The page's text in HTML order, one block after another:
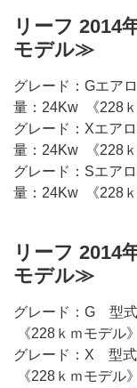
リーフ 2014
モデル≫
グレード：Gエア
量：24Kw 《228ｋ
グレード：Xエア
量：24Kw 《228ｋ
グレード：Sエア
量：24Kw 《228ｋ
リーフ 2014
モデル≫
グレード：G 型
《228ｋｍモデル》
グレード：X 型
《228ｋｍモデル》